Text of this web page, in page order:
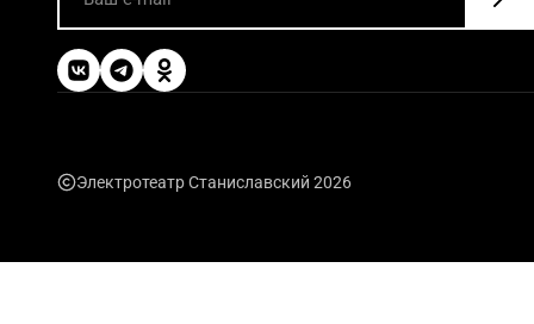
Электротеатр Станиславский 2026